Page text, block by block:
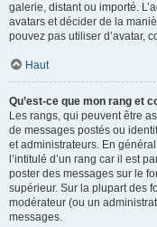
galerie, distant ou importé.
avatars et décider de la
pouvez pas utiliser d’avatar,
Haut
Qu’est-ce que mon rang et
Les rangs, qui peuvent être
de messages postés ou
et administrateurs. En
l’intitulé d’un rang car il est
poster des messages sur le
supérieur. Sur la plupart des
modérateur (ou un
messages.